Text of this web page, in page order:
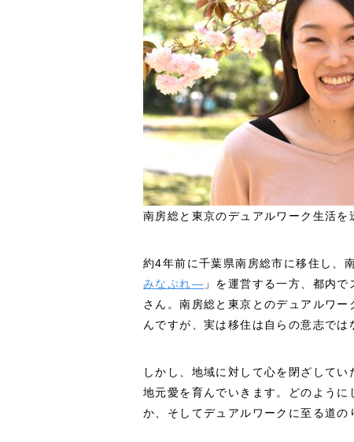
南房総と東京のデュアルワーク生活を
約4年前に千葉県南房総市に移住し、
みなぷれ— 」を運営する一方、都内
さん。南房総と東京とのデュアルワ
んですが、実は移住は自らの意志では
しかし、地域に対して心を閉ざして
地元愛を育んでいきます。どのよう
か、そしてデュアルワークに至る道の